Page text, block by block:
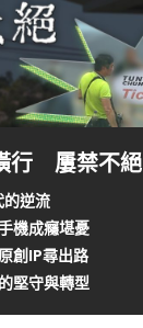
行 屢禁不絕
逆流
機成癮堪憂
創IP尋出路
堅守與轉型